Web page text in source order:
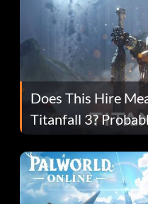
Does This Hire
Titanfall 3?
Fans Are Hopeful